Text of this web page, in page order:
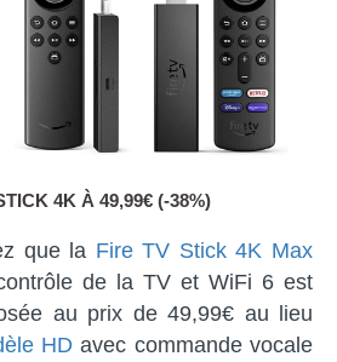
4K À 49,99€ (-38%)
que la Fire TV Stick 4K Max
de la TV et WiFi 6 est
au prix de 49,99€ au lieu
HD avec commande vocale